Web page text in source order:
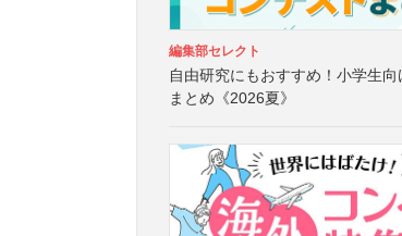
編集部セレクト
自由研究にもおすすめ！小学生向
まとめ《2026夏》